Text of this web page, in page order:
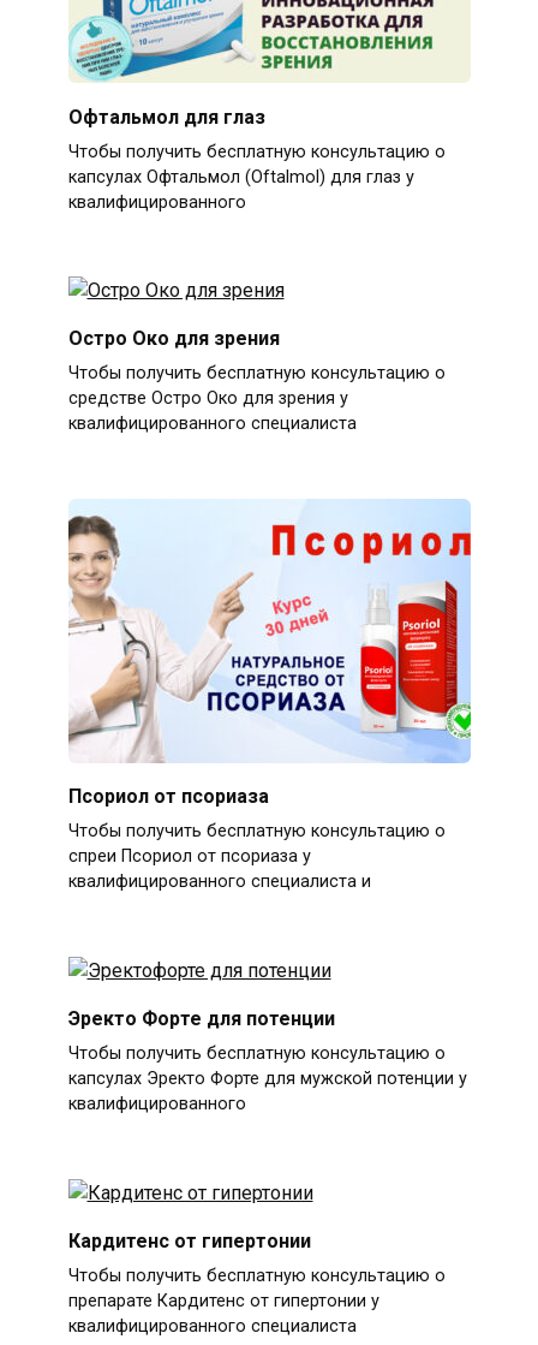
Офтальмол для глаз
Чтобы получить бесплатную консультацию о
капсулах Офтальмол (Oftalmol) для глаз у
квалифицированного
Остро Око для зрения
Чтобы получить бесплатную консультацию о
средстве Остро Око для зрения у
квалифицированного специалиста
Псориол от псориаза
Чтобы получить бесплатную консультацию о
спреи Псориол от псориаза у
квалифицированного специалиста и
Эректо Форте для потенции
Чтобы получить бесплатную консультацию о
капсулах Эректо Форте для мужской потенции у
квалифицированного
Кардитенс от гипертонии
Чтобы получить бесплатную консультацию о
препарате Кардитенс от гипертонии у
квалифицированного специалиста